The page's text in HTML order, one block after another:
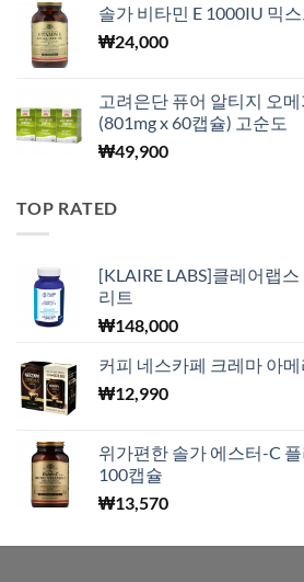
솔가 비타민 E 1000IU 믹
₩24,000
고려은단 퓨어 알티지 오
(801mg x 60캡슐) 고순도
₩49,900
TOP RATED
[KLAIRE LABS]클레어랩
리트
₩148,000
커피 네스카페 크레마 아
₩12,990
위가편한 솔가 에스터-C
100캡슐
₩13,570